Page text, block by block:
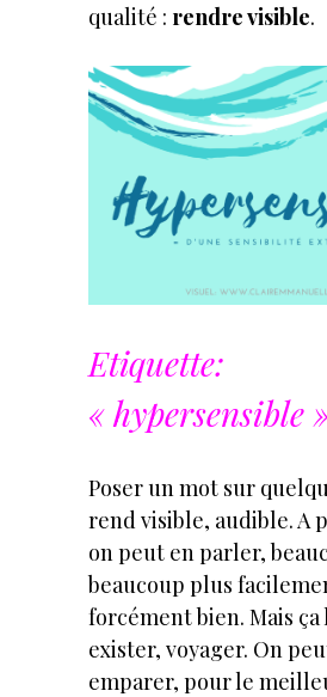
qualité : rendre visible.
Etiquette:
« hypersensible »
Poser un mot sur
rend visible, audible. A
on peut en parler,
beaucoup plus
forcément bien. Mais
exister, voyager. On
emparer, pour le